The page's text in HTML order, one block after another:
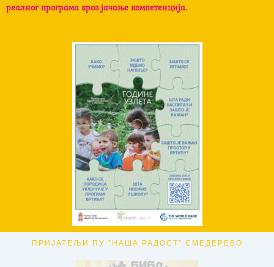
реалног програма кроз јачање компетенција.
ПРИЈАТЕЉИ ПУ "НАША РАДОСТ" СМЕДЕРЕВО